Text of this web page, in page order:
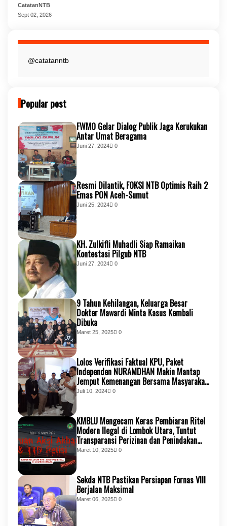
CatatanNTB
Sept 02, 2026
@catatanntb
Popular post
FWMO Gelar Dialog Publik Jaga Kerukukan
Antar Umat Beragama
Juni 27, 2024 0
Resmi Dilantik, FOKSI NTB Optimis Raih 2
Emas PON Aceh-Sumut
Juni 25, 2024 0
KH. Zulkifli Muhadli Siap Ramaikan
Kontestasi Pilgub NTB
Juni 27, 2024 0
9 Tahun Kehilangan, Keluarga Besar
Dokter Mawardi Minta Kasus Kembali
Dibuka
Maret 25, 2025 0
Lolos Verifikasi Faktual KPU, Paket
Independen NURAMDHAN Makin Mantap
Jemput Kemenangan Bersama Masyarakat
KSB
Juli 10, 2024 0
KMBLU Mengecam Keras Pembiaran Ritel
Modern Ilegal di Lombok Utara, Tuntut
Transparansi Perizinan dan Penindakan
Tegas
Maret 10, 2025 0
Sekda NTB Pastikan Persiapan Fornas VIII
Berjalan Maksimal
Maret 06, 2025 0